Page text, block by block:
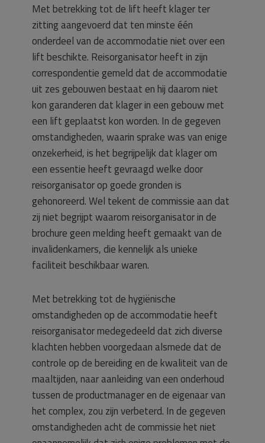
Met betrekking tot de lift heeft klager ter
zitting aangevoerd dat ten minste één
onderdeel van de accommodatie niet over een
lift beschikte. Reisorganisator heeft in zijn
correspondentie gemeld dat de accommodatie
uit zes gebouwen bestaat en hij daarom niet
kon garanderen dat klager in een gebouw met
een lift geplaatst kon worden. In de gegeven
omstandigheden, waarin sprake was van enige
onzekerheid, is het begrijpelijk dat klager om
een essentie heeft gevraagd welke door
reisorganisator op goede gronden is
gehonoreerd. Wel tekent de commissie aan dat
zij niet begrijpt waarom reisorganisator in de
brochure geen melding heeft gemaakt van de
invalidenkamers, die kennelijk als unieke
faciliteit beschikbaar waren.
Met betrekking tot de hygiënische
omstandigheden op de accommodatie heeft
reisorganisator medegedeeld dat zich diverse
klachten hebben voorgedaan alsmede dat de
controle op de bereiding en de kwaliteit van de
maaltijden, naar aanleiding van een onderhoud
tussen de productmanager en de eigenaar van
het complex, zou zijn verbeterd. In de gegeven
omstandigheden acht de commissie het niet